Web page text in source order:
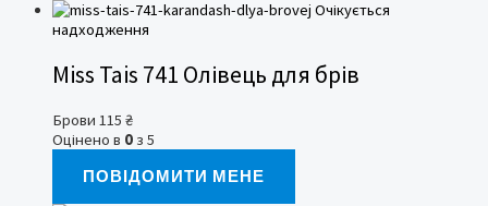
Очікується
надходження
Miss Tais 741 Олівець для брів
Брови 115 ₴
Оцінено в 0 з 5
ПОВІДОМИТИ МЕНЕ